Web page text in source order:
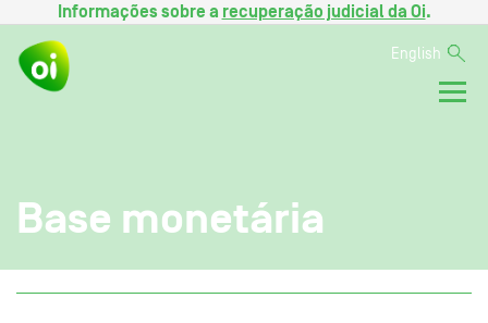
Informações sobre a recuperação judicial da Oi.
English
Base monetária